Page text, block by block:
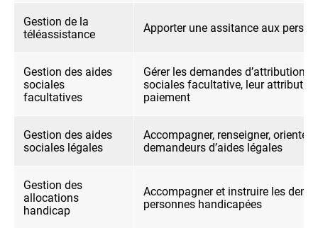
Gestion de la
téléassistance
Apporter une assitance aux
Gestion des aides
sociales
facultatives
Gérer les demandes d’attribution
sociales facultative, leur
paiement
Gestion des aides
sociales légales
Accompagner, renseigner, orienter
demandeurs d’aides légales
Gestion des
allocations
handicap
Accompagner et instruire les
personnes handicapées